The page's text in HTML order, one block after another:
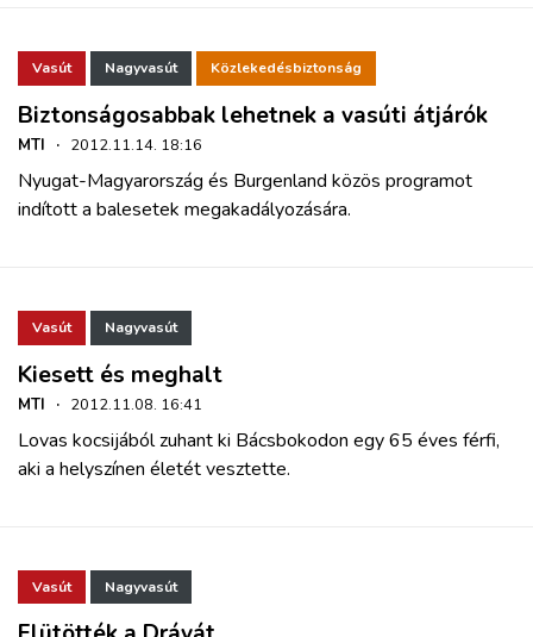
Vasút Nagyvasút Közlekedésbiztonság
Biztonságosabbak lehetnek a vasúti átjárók
MTI · 2012.11.14. 18:16
Nyugat-Magyarország és Burgenland közös programot
indított a balesetek megakadályozására.
Vasút Nagyvasút
Kiesett és meghalt
MTI · 2012.11.08. 16:41
Lovas kocsijából zuhant ki Bácsbokodon egy 65 éves férfi,
aki a helyszínen életét vesztette.
Vasút Nagyvasút